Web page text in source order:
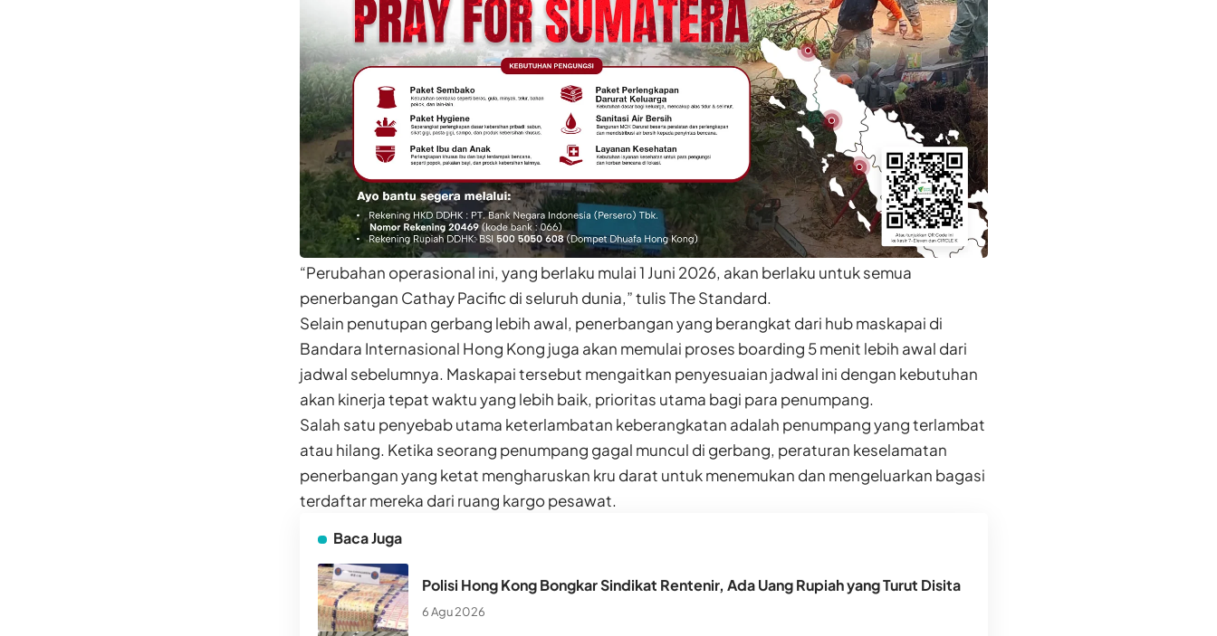
“Perubahan operasional ini, yang berlaku mulai 1 Juni 2026, akan berlaku untuk semua
penerbangan Cathay Pacific di seluruh dunia,” tulis The Standard.
Selain penutupan gerbang lebih awal, penerbangan yang berangkat dari hub maskapai di
Bandara Internasional Hong Kong juga akan memulai proses boarding 5 menit lebih awal dari
jadwal sebelumnya. Maskapai tersebut mengaitkan penyesuaian jadwal ini dengan kebutuhan
akan kinerja tepat waktu yang lebih baik, prioritas utama bagi para penumpang.
Salah satu penyebab utama keterlambatan keberangkatan adalah penumpang yang terlambat
atau hilang. Ketika seorang penumpang gagal muncul di gerbang, peraturan keselamatan
penerbangan yang ketat mengharuskan kru darat untuk menemukan dan mengeluarkan bagasi
terdaftar mereka dari ruang kargo pesawat.
Baca Juga
Polisi Hong Kong Bongkar Sindikat Rentenir, Ada Uang Rupiah yang Turut Disita
6 Agu 2026